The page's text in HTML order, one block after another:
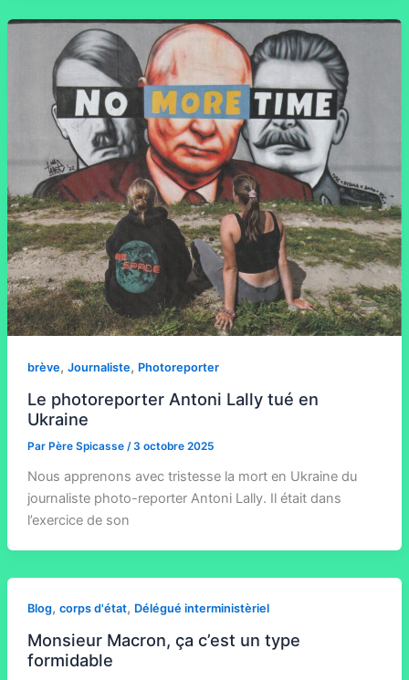
brève, Journaliste, Photoreporter
Le photoreporter Antoni Lally tué en
Ukraine
Par Père Spicasse /3 octobre 2025
Nous apprenons avec tristesse la mort en Ukraine du
journaliste photo-reporter Antoni Lally. Il était dans
l’exercice de son
Blog, corps d'état, Délégué interministèriel
Monsieur Macron, ça c’est un type
formidable